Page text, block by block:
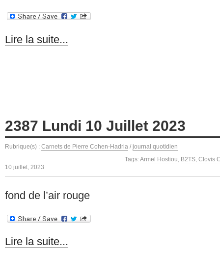
Lire la suite...
2387 Lundi 10 Juillet 2023
Rubrique(s) : Carnets de Pierre Cohen-Hadria / journal quotidien
Tags:Armel Hostiou, B2TS, Clovis
10 juillet, 2023
fond de l’air rouge
Lire la suite...